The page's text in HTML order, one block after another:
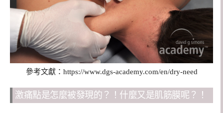
參考文獻：https://www.dgs-academy.com/en/dry-need
激痛點是怎麼被發現的？！什麼又是肌筋膜呢？！